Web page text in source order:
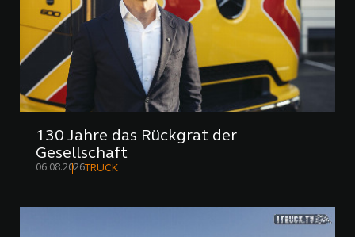
130 Jahre das Rückgrat der
Gesellschaft
06.08.2026TRUCK